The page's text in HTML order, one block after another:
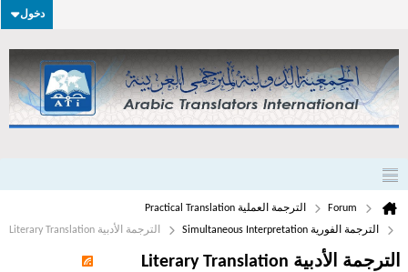
دخول
Forum
الترجمة العملية Practical Translation
الترجمة الفورية Simultaneous Interpretation
الترجمة الأدبية Literary Translation
الترجمة الأدبية Literary Translation